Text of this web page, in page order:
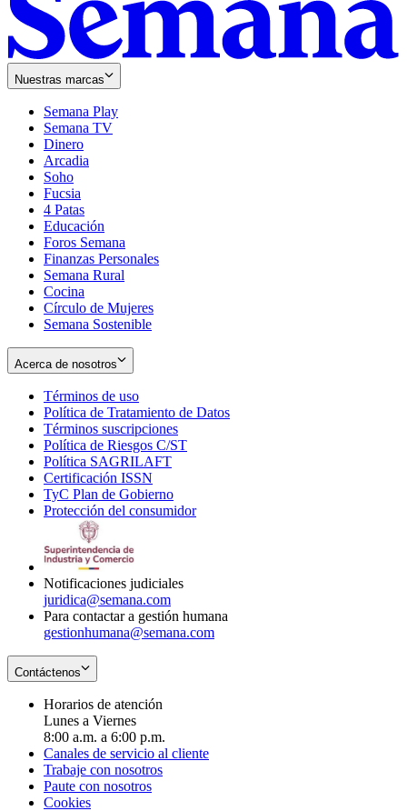
Nuestras marcas
Semana Play
Semana TV
Dinero
Arcadia
Soho
in
new
window
Fucsia
in
new
window
4 Patas
Educación
Foros Semana
Finanzas Personales
Semana Rural
Cocina
Círculo de Mujeres
Semana Sostenible
Acerca de nosotros
Términos de uso
in
new
window
Política de Tratamiento de Datos
Términos suscripciones
in
Política de Riesgos C/ST
Política SAGRILAFT
new
window
Certificación ISSN
in
new
TyC Plan de Gobierno
in
Protección del consumidorOpens
Notificaciones judiciales
juridica@semana.com
Para contactar a gestión humana
gestionhumana@semana.com
Contáctenos
Horarios de atención
Lunes a Viernes
8:00 a.m. a 6:00 p.m.
Canales de servicio al cliente
Trabaje con nosotros
Paute con nosotros
Cookies